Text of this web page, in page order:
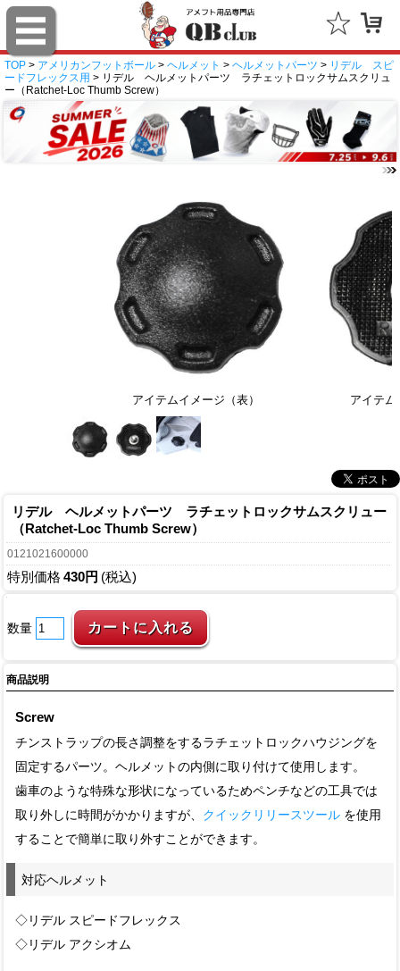
TOP > アメリカンフットボール > ヘルメット > ヘルメットパーツ > リデル スピ
ードフレックス用 > リデル ヘルメットパーツ ラチェットロックサムスクリュ
ー（Ratchet-Loc Thumb Screw）
アイテムイメージ（表） アイテム
リデル ヘルメットパーツ ラチェットロックサムスクリュー
（Ratchet-Loc Thumb Screw）
0121021600000
特別価格 430円 (税込)
数量
商品説明
Screw
チンストラップの長さ調整をするラチェットロックハウジングを
固定するパーツ。ヘルメットの内側に取り付けて使用します。
歯車のような特殊な形状になっているためペンチなどの工具では
取り外しに時間がかかりますが、 クイックリリースツール を使用
することで簡単に取り外すことができます。
対応ヘルメット
◇リデル スピードフレックス
◇リデル アクシオム